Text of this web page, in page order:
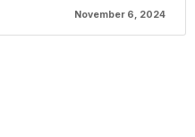
November 6, 2024